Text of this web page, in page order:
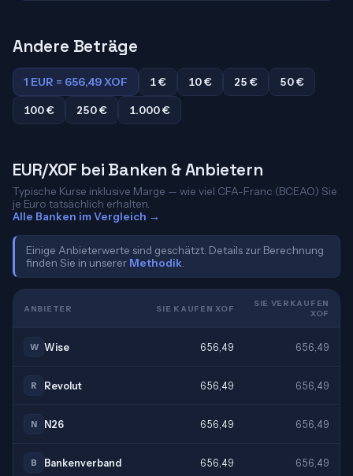
Andere Beträge
1 EUR = 656,49 XOF 1 € 10 € 25 €
50 €
100 €
250 € 1.000 €
EUR/XOF bei Banken & Anbietern
Typische Kurse inklusive Marge — wie viel CFA-Franc (BCEAO) Sie
je Euro tatsächlich erhalten.
Alle Banken im Vergleich →
Einige Anbieterwerte sind geschätzt. Details zur Berechnung
finden Sie in unserer Methodik
ANBIETER SIE KAUFEN XOF
SIE VERKAUFEN
XOF
W Wise 656,49 656,49
R Revolut 656,49 656,49
N N26 656,49 656,49
B Bankenverband 656,49 656,49